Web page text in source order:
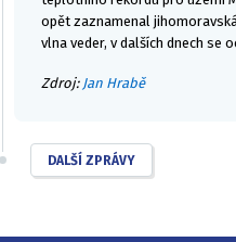
opět zaznamenal
vlna veder, v dalších dnech se
Zdroj: Jan Hrabě
DALŠÍ ZPRÁVY